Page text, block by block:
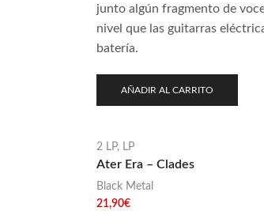
junto algún fragmento de
nivel que las guitarras
batería.
AÑADIR AL CARRITO
2 LP, LP
Ater Era – Clades
Black Metal
21,90€